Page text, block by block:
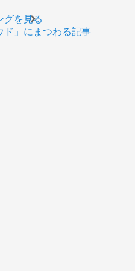
グを見る
ド」にまつわる記事